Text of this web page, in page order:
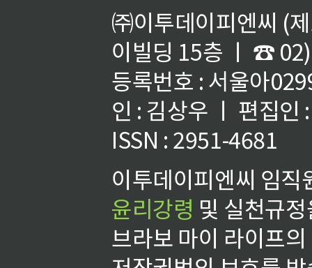
㈜이투데이피엔씨 (
이빌딩 15층 ㅣ ☎
등록번호 : 서울아
인 : 김상우 ㅣ 편집인
ISSN : 2951-4681
이투데이피엔씨 임
윤리강령 및 실천규
브라보 마이 라이프